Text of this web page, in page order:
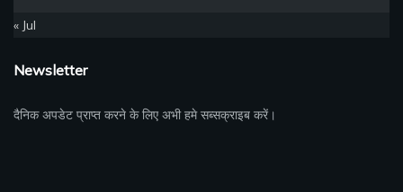
« Jul
Newsletter
दैनिक अपडेट प्राप्त करने के लिए अभी हमे सब्सक्राइब करें।